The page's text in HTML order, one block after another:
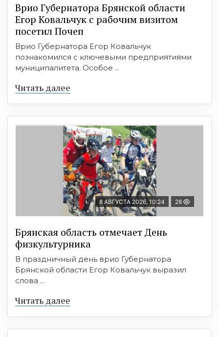
Врио Губернатора Брянской области
Егор Ковальчук с рабочим визитом
посетил Почеп
Врио Губернатора Егор Ковальчук
познакомился с ключевыми предприятиями
муниципалитета. Особое ...
Читать далее
8 АВГУСТА 2026, 10:24 28
Брянская область отмечает День
физкультурника
В праздничный день врио Губернатора
Брянской области Егор Ковальчук выразил
слова ...
Читать далее